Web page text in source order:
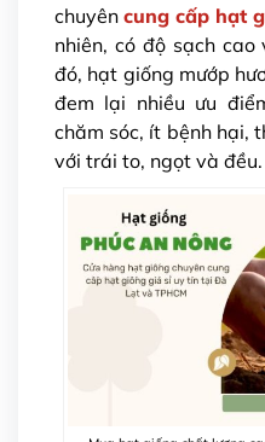
chuyêncung cấp hạt
nhiên, có độ sạch
đó, hạt giống mướp
đem lại nhiều ưu
chăm sóc, ít bệnh hại,
với trái to, ngọt và đều.